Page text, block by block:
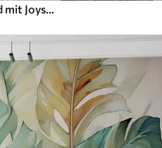
Fototapeten Spielhintergrund mit Joysticks in dunklen Farben